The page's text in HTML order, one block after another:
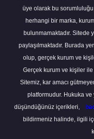
üye olarak bu sorumluluğu
herhangi bir marka,
bulunmamaktadır. Sitede
paylaşılmaktadır. Burada
olup, gerçek kurum ve
Gerçek kurum ve kişiler
Sitemiz, kar amacı
platformudur. Hukuka ve
düşündüğünüz içerikleri,
bildirmeniz halinde, ilgili